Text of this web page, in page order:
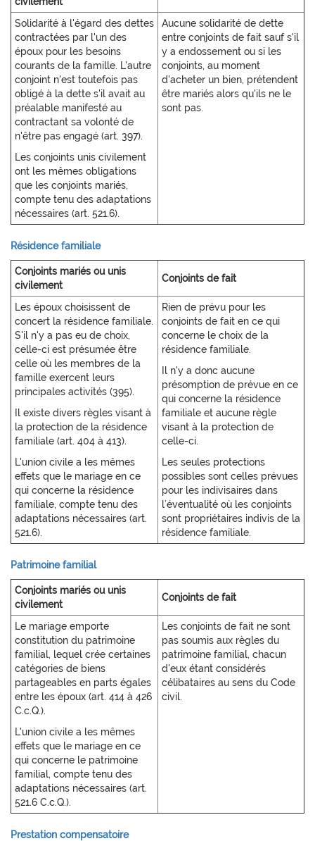
Solidarité à l'égard des dettes
contractées par l'un des
époux pour les besoins
courants de la famille. L'autre
conjoint n'est toutefois pas
obligé à la dette s'il avait au
préalable manifesté au
contractant sa volonté de
n'être pas engagé (art. 397).
Les conjoints unis civilement
ont les mêmes obligations
que les conjoints mariés,
compte tenu des adaptations
nécessaires (art. 521.6).
Aucune solidarité de dette
entre conjoints de fait sauf s'il
y a endossement ou si les
conjoints, au moment
d'acheter un bien, prétendent
être mariés alors qu'ils ne le
sont pas.
Résidence familiale
Conjoints mariés ou unis
civilement
Conjoints de fait
Les époux choisissent de
concert la résidence familiale.
S'il n'y a pas eu de choix,
celle-ci est présumée être
celle où les membres de la
famille exercent leurs
principales activités (395).
Il existe divers règles visant à
la protection de la résidence
familiale (art. 404 à 413).
L'union civile a les mêmes
effets que le mariage en ce
qui concerne la résidence
familiale, compte tenu des
adaptations nécessaires (art.
521.6).
Rien de prévu pour les
conjoints de fait en ce qui
concerne le choix de la
résidence familiale.
Il n'y a donc aucune
présomption de prévue en ce
qui concerne la résidence
familiale et aucune règle
visant à la protection de
celle-ci.
Les seules protections
possibles sont celles prévues
pour les indivisaires dans
l’éventualité où les conjoints
sont propriétaires indivis de la
résidence familiale.
Patrimoine familial
Conjoints mariés ou unis
civilement
Conjoints de fait
Le mariage emporte
constitution du patrimoine
familial, lequel crée certaines
catégories de biens
partageables en parts égales
entre les époux (art. 414 à 426
C.c.Q.).
L'union civile a les mêmes
effets que le mariage en ce
qui concerne le patrimoine
familial, compte tenu des
adaptations nécessaires (art.
521.6 C.c.Q.).
Les conjoints de fait ne sont
pas soumis aux règles du
patrimoine familial, chacun
d'eux étant considérés
célibataires au sens du Code
civil.
Prestation compensatoire